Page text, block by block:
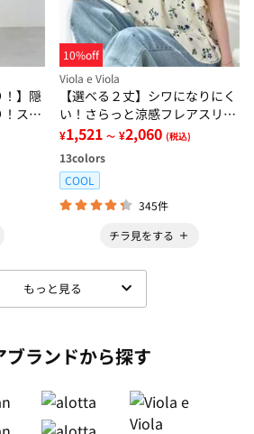
！】隠
スト
10%off
Viola e Viola
【選べる２丈】シワになりにく
い！さらっと涼感フレアスリー
ブブラウス
¥1,521 ～ ¥2,060 (税込)
13colors
COOL
345件
チラ見をする
もっと見る
ブランドから探す